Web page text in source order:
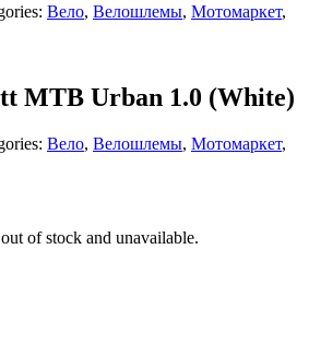
Вело, Велошлемы, Мотомаркет,
MTB Urban 1.0 (White)
Вело, Велошлемы, Мотомаркет,
of stock and unavailable.